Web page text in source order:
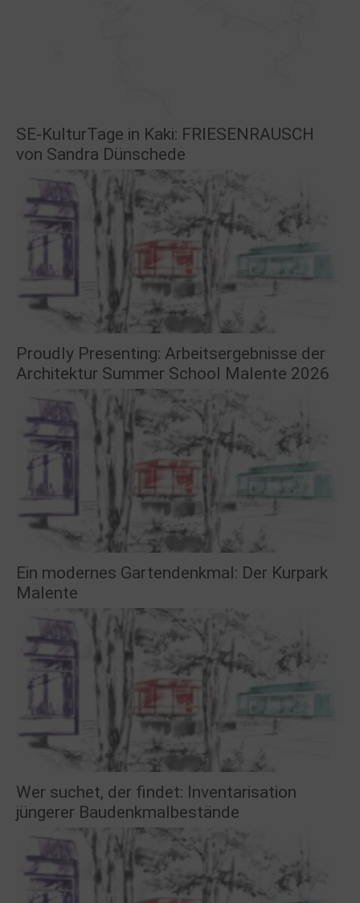
SE-KulturTage in Kaki: FRIESENRAUSCH
von Sandra Dünschede
Proudly Presenting: Arbeitsergebnisse der
Architektur Summer School Malente 2026
Ein modernes Gartendenkmal: Der Kurpark
Malente
Wer suchet, der findet: Inventarisation
jüngerer Baudenkmalbestände